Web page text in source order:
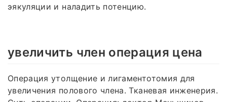
эякуляции и наладить потенцию.
увеличить член операция цена
Операция утолщение и лигаментотомия для
увеличения полового члена. Тканевая инженерия.